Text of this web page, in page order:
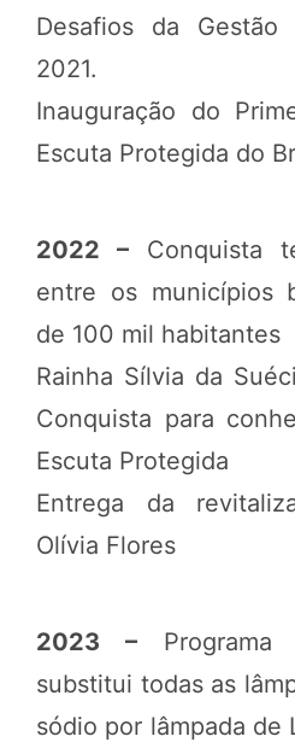
Desafios da Gestão
2021.
Inauguração do
Escuta Protegida do
2022 –Conquista
entre os municípios
de 100 mil habitantes
Rainha Sílvia da
Conquista para
Escuta Protegida
Entrega da
Olívia Flores
2023 –Programa
substitui todas as
sódio por lâmpada de